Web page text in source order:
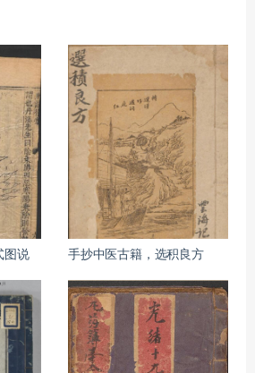
图说 手抄中医古籍，选积良方